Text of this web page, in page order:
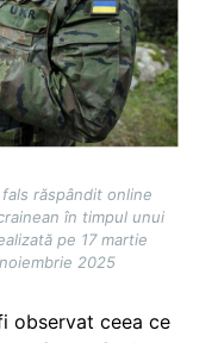
răspândit online
în timpul unui
pe 17 martie
2025
observat ceea ce